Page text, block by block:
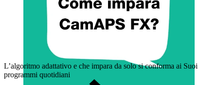
L’algoritmo adattativo e che impara da solo si conforma ai Suoi
programmi quotidiani